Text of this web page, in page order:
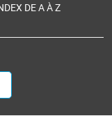
DE A À Z